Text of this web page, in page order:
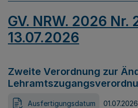
GV. NRW. 2026 Nr.
13.07.2026
Zweite Verordnung zur
Ausfertigungsdatum 01.07.2026